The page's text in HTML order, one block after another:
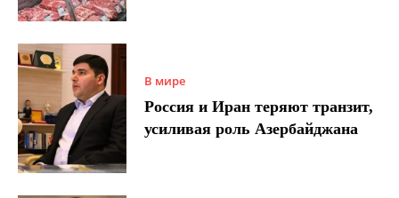
В мире
Россия и Иран теряют транзит,
усиливая роль Азербайджана